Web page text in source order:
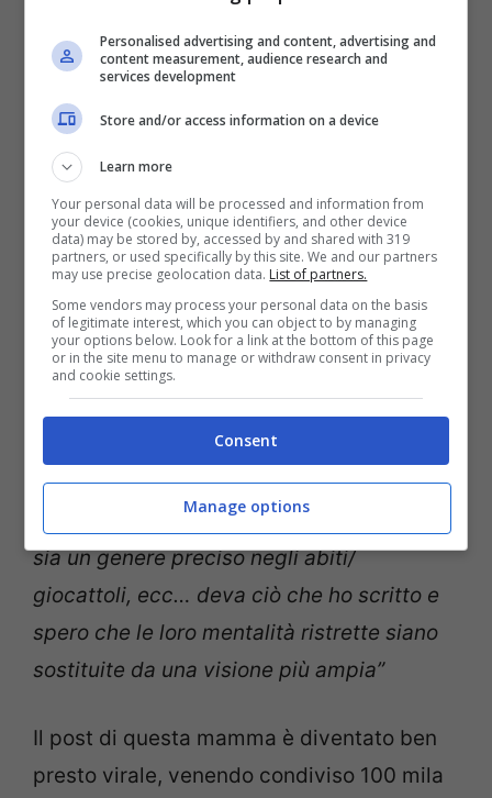
Questo è MIO FIGLIO e io lo amo. Calze
con i cuori e tutto il resto!
Sentitevi liberi di condividere. Mi
piacerebbe davvero assicurarmi che
questa donna e chiunque altro pensi che ci
sia un genere preciso negli abiti/
giocattoli, ecc… deva ciò che ho scritto e
spero che le loro mentalità ristrette siano
sostituite da una visione più ampia”
Il post di questa mamma è diventato ben
presto virale, venendo condiviso 100 mila
Personalised advertising and content, advertising and
content measurement, audience research and
services development
Store and/or access information on a device
Learn more
Your personal data will be processed and information from
your device (cookies, unique identifiers, and other device
data) may be stored by, accessed by and shared with 319
partners, or used specifically by this site. We and our partners
may use precise geolocation data. List of partners.
Some vendors may process your personal data on the basis
of legitimate interest, which you can object to by managing
your options below. Look for a link at the bottom of this page
or in the site menu to manage or withdraw consent in privacy
and cookie settings.
Consent
Manage options